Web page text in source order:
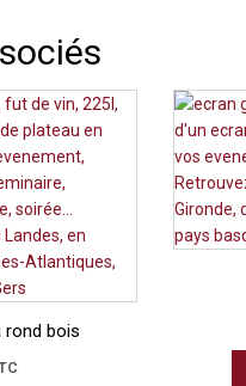
rond bois